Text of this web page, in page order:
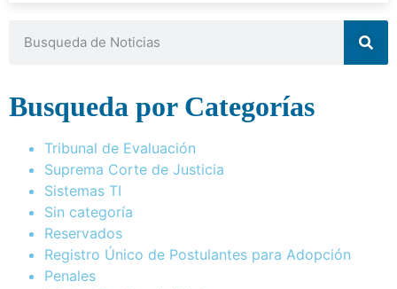
Busqueda por Categorías
Tribunal de Evaluación
Suprema Corte de Justicia
Sistemas TI
Sin categoría
Reservados
Registro Único de Postulantes para Adopción
Penales